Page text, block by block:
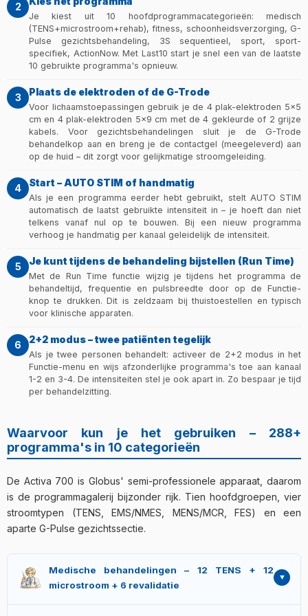
2
Je kiest uit 10 hoofdprogrammacategorieën: medisch
(TENS+microstroom+rehab), fitness, schoonheidsverzorging, G-
Pulse gezichtsbehandeling, 3S sequentieel, sport, sport-
specifiek, ActionNow. Met Last10 start je snel een van de laatste
10 gebruikte programma's opnieuw.
3 Plaats de elektroden of de G-Trode
Voor lichaamstoepassingen gebruik je de 4 plak-elektroden 5×5
cm en 4 plak-elektroden 5×9 cm met de 4 gekleurde of 2 grijze
kabels. Voor gezichtsbehandelingen sluit je de G-Trode
behandelkop aan en breng je de contactgel (meegeleverd) aan
op de huid – dit zorgt voor gelijkmatige stroomgeleiding.
4 Start – AUTO STIM of handmatig
Als je een programma eerder hebt gebruikt, stelt AUTO STIM
automatisch de laatst gebruikte intensiteit in – je hoeft dan niet
telkens vanaf nul op te bouwen. Bij een nieuw programma
verhoog je handmatig per kanaal geleidelijk de intensiteit.
5 Je kunt tijdens de behandeling bijstellen (Run Time)
Met de Run Time functie wijzig je tijdens het programma de
behandeltijd, frequentie en pulsbreedte door op de Functie-
knop te drukken. Dit is zeldzaam bij thuistoestellen en typisch
voor klinische apparaten.
6 2+2 modus – twee patiënten tegelijk
Als je twee personen behandelt: activeer de 2+2 modus in het
Functie-menu en wijs afzonderlijke programma's toe aan kanaal
1-2 en 3-4. De intensiteiten stel je ook apart in. Zo bespaar je tijd
per behandelzitting.
Waarvoor kun je het gebruiken – 288+
programma's in 10 categorieën
De Activa 700 is Globus' semi-professionele apparaat, daarom
is de programmagalerij bijzonder rijk. Tien hoofdgroepen, vier
stroomtypen (TENS, EMS/NMES, MENS/MCR, FES) en een
aparte G-Pulse gezichtssectie.
Medische behandelingen – 12 TENS + 12
microstroom + 6 revalidatie